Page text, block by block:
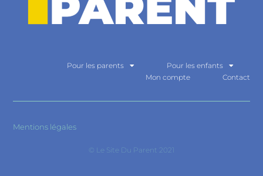
Pour les parents
Pour les enfants
Mon compte
Contact
Mentions légales
© Le Site Du Parent 2021